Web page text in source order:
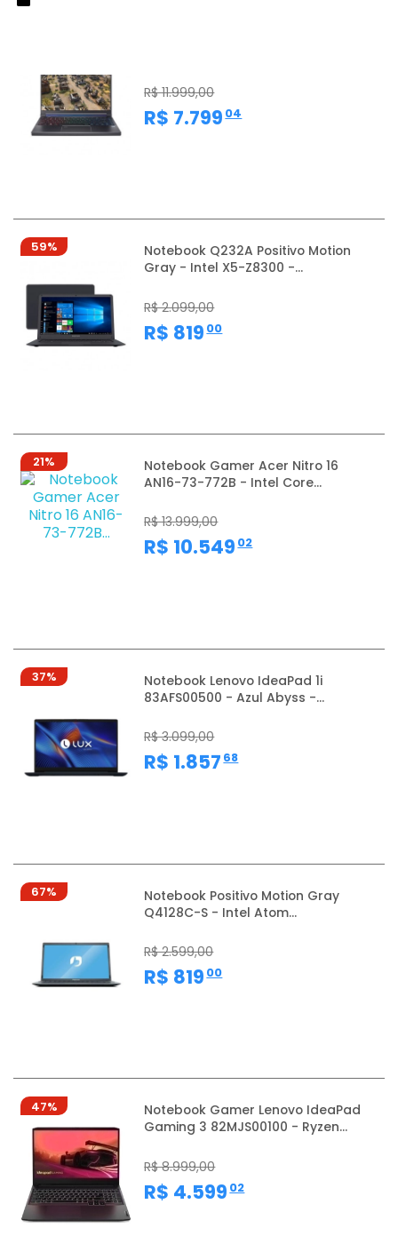
R$ 11.999,00
R$ 7.799 ,04
59%
Notebook Q232A Positivo Motion
Gray - Intel X5-Z8300 -...
R$ 2.099,00
R$ 819 ,00
21%
Notebook Gamer Acer Nitro 16
AN16-73-772B - Intel Core...
R$ 13.999,00
R$ 10.549 ,02
37%
Notebook Lenovo IdeaPad 1i
83AFS00500 - Azul Abyss -...
R$ 3.099,00
R$ 1.857 ,68
67%
Notebook Positivo Motion Gray
Q4128C-S - Intel Atom...
R$ 2.599,00
R$ 819 ,00
47%
Notebook Gamer Lenovo IdeaPad
Gaming 3 82MJS00100 - Ryzen...
R$ 8.999,00
R$ 4.599 ,02